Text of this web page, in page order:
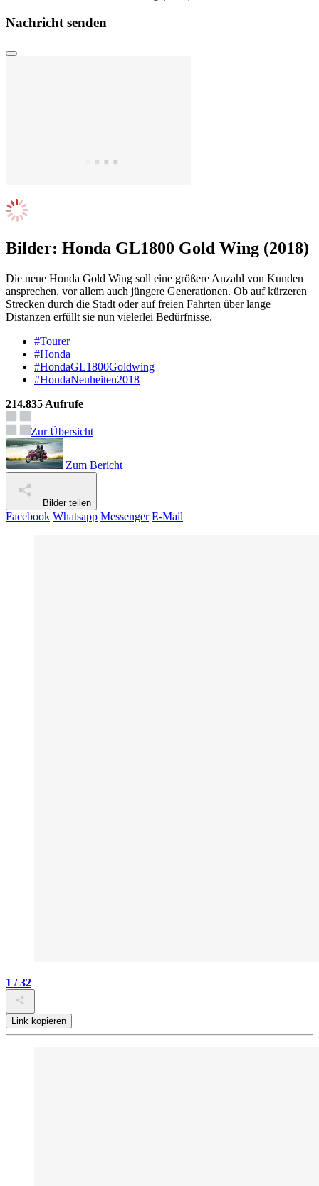
Nachricht senden
Bilder: Honda GL1800 Gold Wing (2018)
Die neue Honda Gold Wing soll eine größere Anzahl von Kunden
ansprechen, vor allem auch jüngere Generationen. Ob auf kürzeren
Strecken durch die Stadt oder auf freien Fahrten über lange
Distanzen erfüllt sie nun vielerlei Bedürfnisse.
#Tourer
#Honda
#HondaGL1800Goldwing
#HondaNeuheiten2018
214.835 Aufrufe
Zur Übersicht
Zum Bericht
Bilder teilen
Facebook Whatsapp Messenger E-Mail
1 / 32
Link kopieren